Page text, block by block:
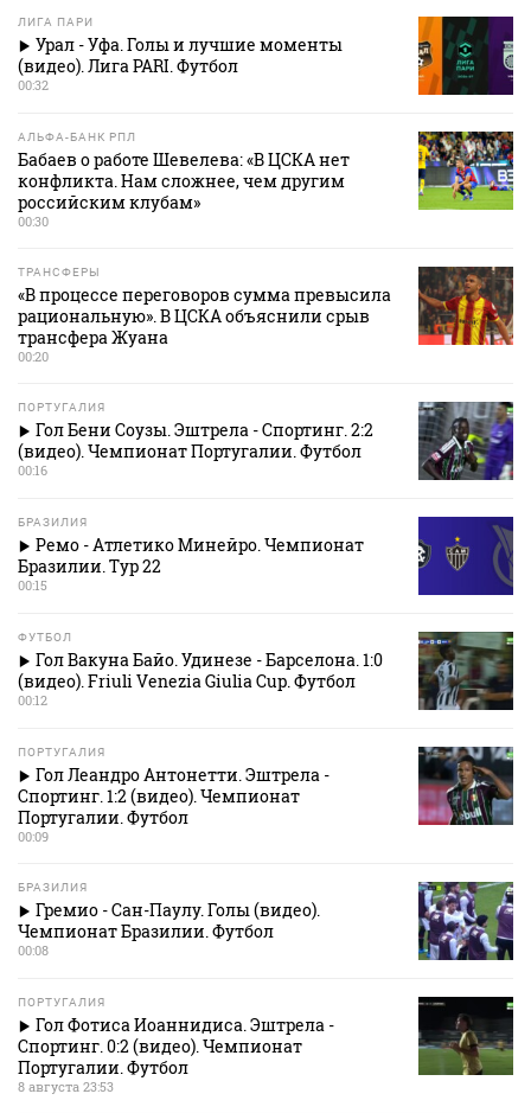
ЛИГА ПАРИ
Урал - Уфа. Голы и лучшие моменты
(видео). Лига PARI. Футбол
00:32
АЛЬФА-БАНК РПЛ
Бабаев о работе Шевелева: «В ЦСКА нет
конфликта. Нам сложнее, чем другим
российским клубам»
00:30
ТРАНСФЕРЫ
«В процессе переговоров сумма превысила
рациональную». В ЦСКА объяснили срыв
трансфера Жуана
00:20
ПОРТУГАЛИЯ
Гол Бени Соузы. Эштрела - Спортинг. 2:2
(видео). Чемпионат Португалии. Футбол
00:16
БРАЗИЛИЯ
Ремо - Атлетико Минейро. Чемпионат
Бразилии. Тур 22
00:15
ФУТБОЛ
Гол Вакуна Байо. Удинезе - Барселона. 1:0
(видео). Friuli Venezia Giulia Cup. Футбол
00:12
ПОРТУГАЛИЯ
Гол Леандро Антонетти. Эштрела -
Спортинг. 1:2 (видео). Чемпионат
Португалии. Футбол
00:09
БРАЗИЛИЯ
Гремио - Сан-Паулу. Голы (видео).
Чемпионат Бразилии. Футбол
00:08
ПОРТУГАЛИЯ
Гол Фотиса Иоаннидиса. Эштрела -
Спортинг. 0:2 (видео). Чемпионат
Португалии. Футбол
8 августа 23:53